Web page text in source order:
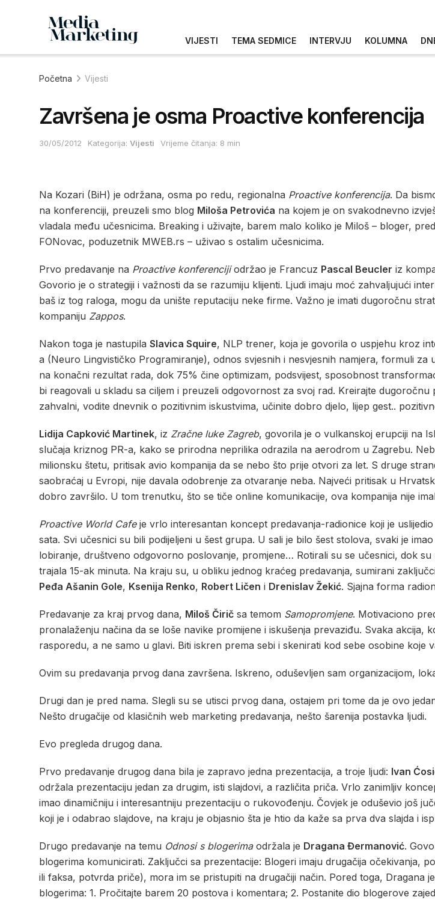
VIJESTI TEMA SEDMICE INTERVJU KOLUMNA
Početna Vijesti
Završena je osma Proactive konferencija
30/05/2012 Kategorija: Vijesti Vrijeme čitanja: 8 min
Na Kozari (BiH) je održana, osma po redu, regionalna Proactive konferencija. Da
na konferenciji, preuzeli smo blog Miloša Petrovića na kojem je on svakodnevno
vladala među učesnicima. Breaking i uživajte, barem malo koliko je Miloš – bloger,
FONovac, poduzetnik MWEB.rs – uživao s ostalim učesnicima.
Prvo predavanje na Proactive konferencijiodržao je Francuz Pascal Beucler iz
Govorio je o strategiji i važnosti da se razumiju klijenti. Ljudi imaju moć zahvaljujući
baš iz tog raloga, mogu da unište reputaciju neke firme. Važno je imati dugoročnu
kompaniju Zappos.
Nakon toga je nastupila Slavica Squire, NLP trener, koja je govorila o uspjehu kroz
a (Neuro Lingvističko Programiranje), odnos svjesnih i nesvjesnih namjera, formuli za
na konačni rezultat rada, dok 75% čine optimizam, podsvijest, sposobnost
bi reagovali u skladu sa ciljem i preuzeli odgovornost za svoj rad. Kreirajte
zahvalni, vodite dnevnik o pozitivnim iskustvima, učinite dobro djelo, lijep gest..
Lidija Capković Martinek, iz Zračne luke Zagreb, govorila je o vulkanskoj erupciji na
slučaja kriznog PR-a, kako se prirodna neprilika odrazila na aerodrom u Zagrebu.
milionsku štetu, pritisak avio kompanija da se nebo što prije otvori za let. S druge
saobraćaj u Evropi, nije davala odobrenje za otvaranje neba. Najveći pritisak u
dobro završilo. U tom trenutku, što se tiče online komunikacije, ova kompanija nije
Proactive World Cafe je vrlo interesantan koncept predavanja-radionice koji je
sata. Svi učesnici su bili podijeljeni u šest grupa. U sali je bilo šest stolova, svaki je
lobiranje, društveno odgovorno poslovanje, promjene… Rotirali su se učesnici, dok su
trajala 15-ak minuta. Na kraju su, u obliku jednog kraćeg predavanja, sumirani
Peđa Ašanin Gole, Ksenija Renko, Robert Ličen i Drenislav Žekić. Sjajna forma
Predavanje za kraj prvog dana, Miloš Čirič sa temom Samopromjene. Motivaciono
pronalaženju načina da se loše navike promijene i iskušenja prevaziđu. Svaka akcija,
rasporedu, a ne samo u glavi. Biti iskren prema sebi i skenirati kod sebe osobine koje
Ovim su predavanja prvog dana završena. Iskreno, oduševljen sam organizacijom,
Drugi dan je pred nama. Slegli su se utisci prvog dana, ostajem pri tome da je ovo
Nešto drugačije od klasičnih web marketing predavanja, nešto šarenija postavka ljudi.
Evo pregleda drugog dana.
Prvo predavanje drugog dana bila je zapravo jedna prezentacija, a troje ljudi: Ivan
održala prezentaciju jedan za drugim, isti slajdovi, a različita priča. Vrlo zanimljiv
imao dinamičniju i interesantniju prezentaciju o rukovođenju. Čovjek je oduševio još
koji je i odabrao slajdove, na kraju je objasnio šta je htio da kaže sa prva dva slajda i
Drugo predavanje na temu Odnosi s blogerimaodržala je Dragana Đermanović.
blogerima komunicirati. Zaključci sa prezentacije: Blogeri imaju drugačija očekivanja,
ili faksa, potvrda priče), mora im se pristupiti na drugačiji način. Pored toga, Dragana
blogerima: 1. Pročitajte barem 20 postova i komentara; 2. Postanite dio blogerove